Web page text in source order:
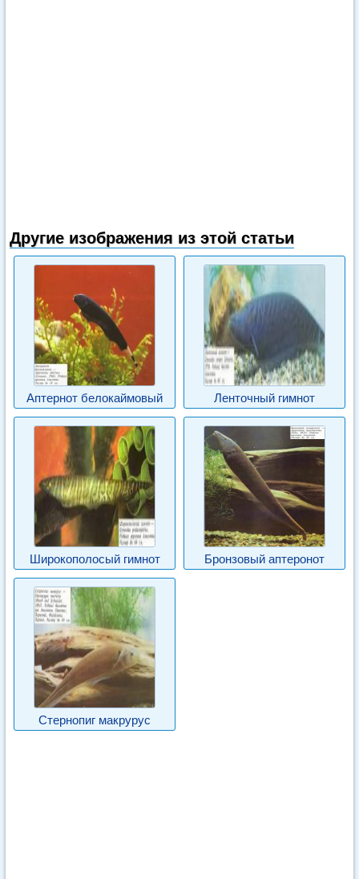
Другие изображения из этой статьи
Аптернот белокаймовый Ленточный гимнот
Широкополосый гимнот Бронзовый аптеронот
Стернопиг макрурус